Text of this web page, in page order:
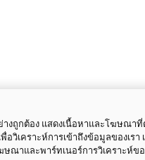
างถูกต้อง แสดงเนื้อหาและโฆษณา
วิเคราะห์การเข้าถึงข้อมูลของเรา
ณาและพาร์ทเนอร์การวิเคราะห์ขอ